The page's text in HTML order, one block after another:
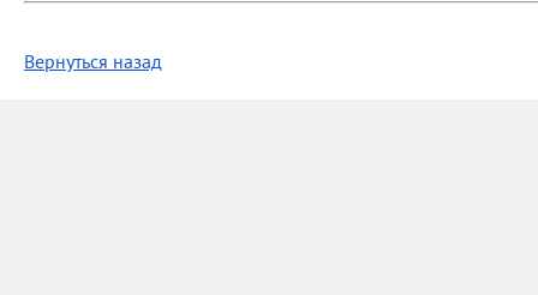
Вернуться назад